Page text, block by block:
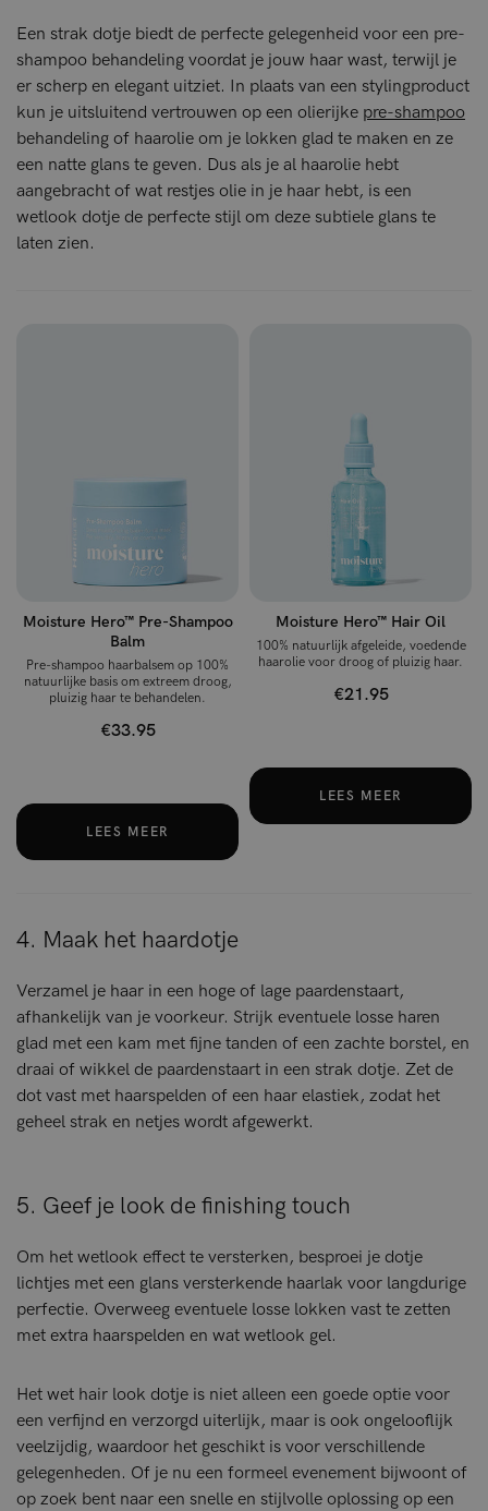
Een strak dotje biedt de perfecte gelegenheid voor een pre-
shampoo behandeling voordat je jouw haar wast, terwijl je
er scherp en elegant uitziet. In plaats van een stylingproduct
kun je uitsluitend vertrouwen op een olierijke pre-shampoo
behandeling of haarolie om je lokken glad te maken en ze
een natte glans te geven. Dus als je al haarolie hebt
aangebracht of wat restjes olie in je haar hebt, is een
wetlook dotje de perfecte stijl om deze subtiele glans te
laten zien.
Moisture Hero™ Pre-Shampoo
Balm
Pre-shampoo haarbalsem op 100%
natuurlijke basis om extreem droog,
pluizig haar te behandelen.
€33.95
LEES MEER
Moisture Hero™ Hair Oil
100% natuurlijk afgeleide, voedende
haarolie voor droog of pluizig haar.
€21.95
LEES MEER
4. Maak het haardotje
Verzamel je haar in een hoge of lage paardenstaart,
afhankelijk van je voorkeur. Strijk eventuele losse haren
glad met een kam met fijne tanden of een zachte borstel, en
draai of wikkel de paardenstaart in een strak dotje. Zet de
dot vast met haarspelden of een haar elastiek, zodat het
geheel strak en netjes wordt afgewerkt.
5. Geef je look de finishing touch
Om het wetlook effect te versterken, besproei je dotje
lichtjes met een glans versterkende haarlak voor langdurige
perfectie. Overweeg eventuele losse lokken vast te zetten
met extra haarspelden en wat wetlook gel.
Het wet hair look dotje is niet alleen een goede optie voor
een verfijnd en verzorgd uiterlijk, maar is ook ongelooflijk
veelzijdig, waardoor het geschikt is voor verschillende
gelegenheden. Of je nu een formeel evenement bijwoont of
op zoek bent naar een snelle en stijlvolle oplossing op een